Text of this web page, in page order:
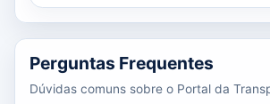
Perguntas Frequentes
Dúvidas comuns sobre o Portal da